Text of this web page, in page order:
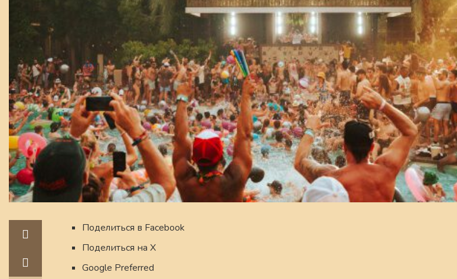
Поделиться в Facebook
Поделиться на X
Google Preferred